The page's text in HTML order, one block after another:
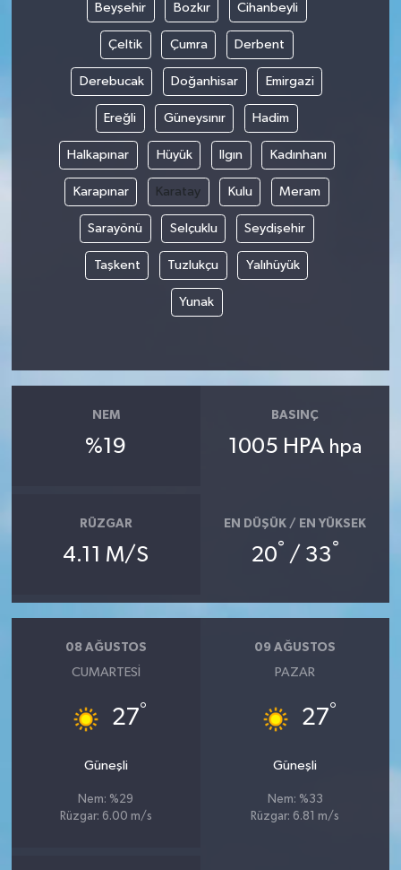
Beyşehir Bozkır Cihanbeyli
Çeltik Çumra Derbent
Derebucak Doğanhisar Emirgazi
Ereğli Güneysınır Hadim
Halkapınar Hüyük Ilgın Kadınhanı
Karapınar Karatay Kulu Meram
Sarayönü Selçuklu Seydişehir
Taşkent Tuzlukçu Yalıhüyük
Yunak
NEM
%19
BASINÇ
1005 HPA hpa
RÜZGAR
4.11 M/S
EN DÜŞÜK / EN YÜKSEK
20° / 33°
08 AĞUSTOS
CUMARTESI
27°
Güneşli
Nem: %29
Rüzgar: 6.00 m/s
09 AĞUSTOS
PAZAR
27°
Güneşli
Nem: %33
Rüzgar: 6.81 m/s